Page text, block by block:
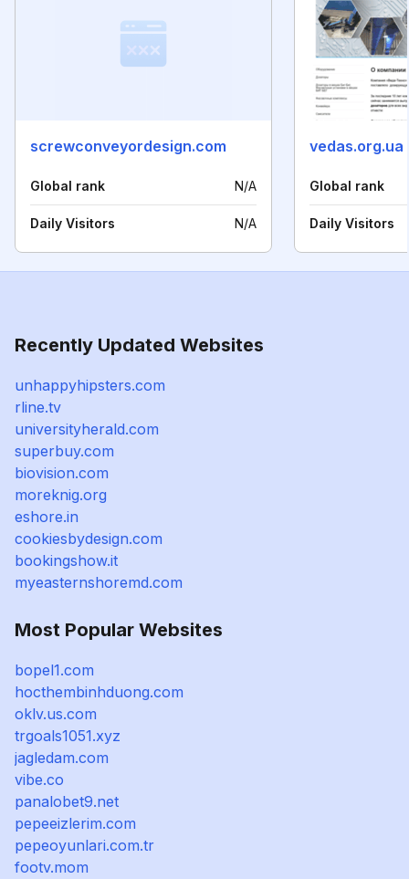
screwconveyordesign.com
Global rank N/A
Daily Visitors N/A
vedas.org.ua
Global rank
Daily Visitors
Recently Updated Websites
unhappyhipsters.com
rline.tv
universityherald.com
superbuy.com
biovision.com
moreknig.org
eshore.in
cookiesbydesign.com
bookingshow.it
myeasternshoremd.com
Most Popular Websites
bopel1.com
hocthembinhduong.com
oklv.us.com
trgoals1051.xyz
jagledam.com
vibe.co
panalobet9.net
pepeeizlerim.com
pepeoyunlari.com.tr
footv.mom